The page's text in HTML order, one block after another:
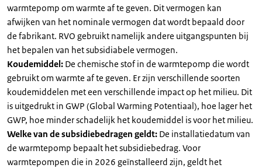
warmtepomp om warmte af te geven. Dit vermogen kan
afwijken van het nominale vermogen dat wordt bepaald door
de fabrikant. RVO gebruikt namelijk andere uitgangspunten bij
het bepalen van het subsidiabele vermogen.
Koudemiddel: De chemische stof in de warmtepomp die wordt
gebruikt om warmte af te geven. Er zijn verschillende soorten
koudemiddelen met een verschillende impact op het milieu. Dit
is uitgedrukt in GWP (Global Warming Potentiaal), hoe lager het
GWP, hoe minder schadelijk het koudemiddel is voor het milieu.
Welke van de subsidiebedragen geldt: De installatiedatum van
de warmtepomp bepaalt het subsidiebedrag. Voor
warmtepompen die in 2026 geïnstalleerd zijn, geldt het